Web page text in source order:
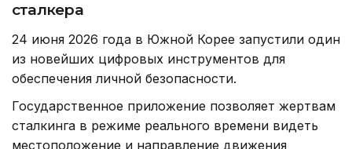
сталкера
24 июня 2026 года в Южной Корее запустили один
из новейших цифровых инструментов для
обеспечения личной безопасности.
Государственное приложение позволяет жертвам
сталкинга в режиме реального времени видеть
местоположение и направление движения